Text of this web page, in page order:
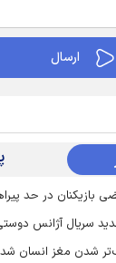
بازیکنان در حد
سریال آژانس
شدن مغز انسان